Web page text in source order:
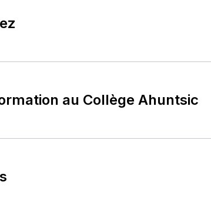
au Collège Ahuntsic